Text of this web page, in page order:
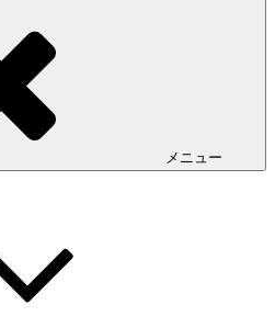
メニュー